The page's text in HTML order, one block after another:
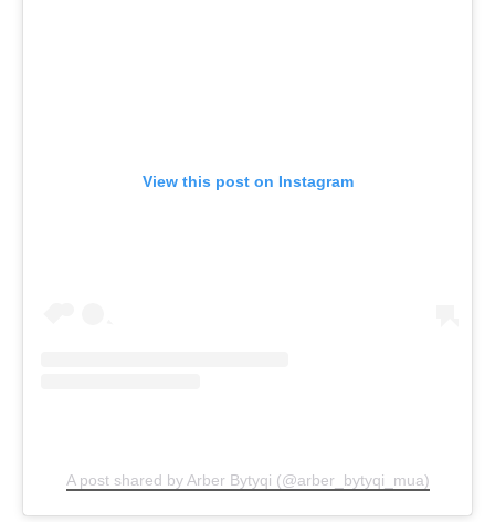
View this post on Instagram
A post shared by Arber Bytyqi (@arber_bytyqi_mua)